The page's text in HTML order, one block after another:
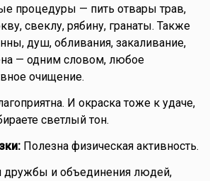
процедуры — пить отвары трав,
свеклу, рябину, гранаты. Также
душ, обливания, закаливание,
— одним словом, любое
очищение.
И окраска тоже к удаче,
светлый тон.
Полезна физическая активность.
и объединения людей,